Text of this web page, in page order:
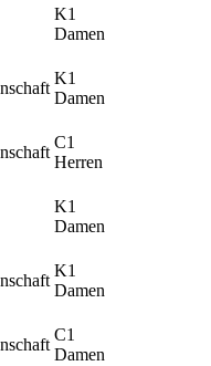
K1
Damen
K1
Damen
C1
Herren
K1
Damen
K1
Damen
C1
Damen